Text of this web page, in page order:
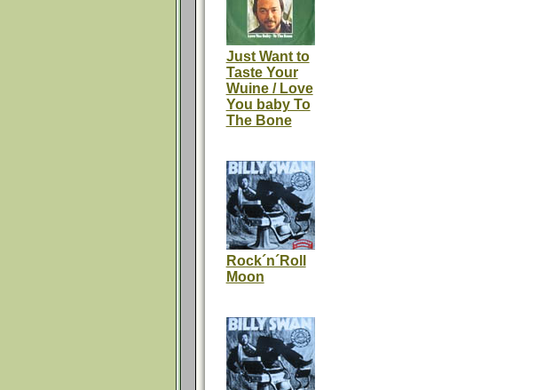
Just Want to
Taste Your
Wuine / Love
You baby To
The Bone
Rock´n´Roll
Moon